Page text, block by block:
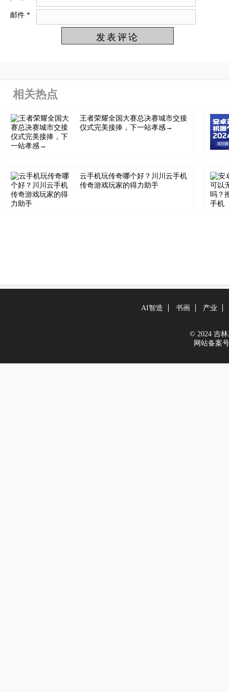
邮件 *
相关热点
王者荣耀全国大赛总决赛城市交接
仪式完美接捧，下一站孝感→
云手机玩传奇哪个好？川川云手机
传奇游戏玩家的得力助手
AI智造 书画 产业
© 2024 吉林
网站备案